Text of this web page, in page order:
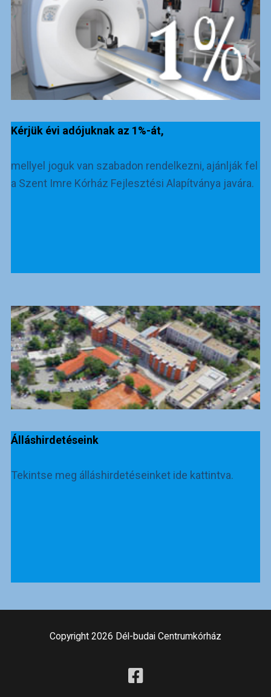
Kérjük évi adójuknak az 1%-át,
mellyel joguk van szabadon rendelkezni, ajánlják fel
a Szent Imre Kórház Fejlesztési Alapítványa javára.
Álláshirdetéseink
Tekintse meg álláshirdetéseinket ide kattintva.
Copyright 2026 Dél-budai Centrumkórház